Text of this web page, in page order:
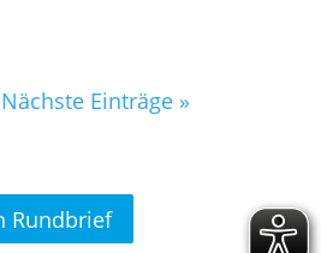
Nächste Einträge »
Rundbrief